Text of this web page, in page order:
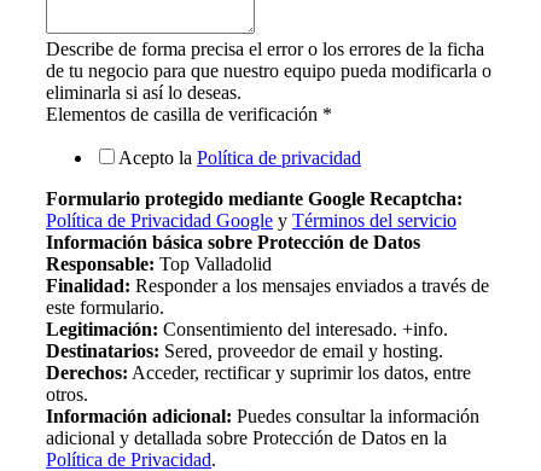
Describe de forma precisa el error o los errores de la ficha
de tu negocio para que nuestro equipo pueda modificarla o
eliminarla si así lo deseas.
Elementos de casilla de verificación *
Acepto la Política de privacidad
Formulario protegido mediante Google Recaptcha:
Política de Privacidad Google y Términos del servicio
Información básica sobre Protección de Datos
Responsable: Top Valladolid
Finalidad: Responder a los mensajes enviados a través de
este formulario.
Legitimación: Consentimiento del interesado. +info.
Destinatarios: Sered, proveedor de email y hosting.
Derechos: Acceder, rectificar y suprimir los datos, entre
otros.
Información adicional: Puedes consultar la información
adicional y detallada sobre Protección de Datos en la
Política de Privacidad.